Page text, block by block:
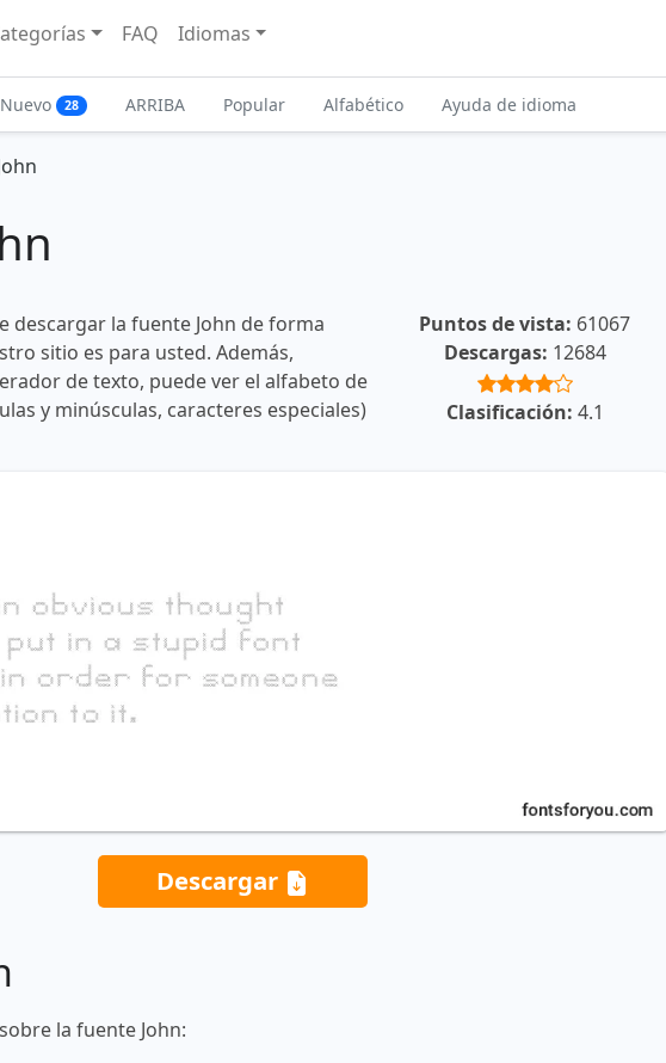
FAQ Idiomas
Nuevo 28 ARRIBA Popular Alfabético Ayuda de idioma
descargar la fuente John de forma
sitio es para usted. Además,
de texto, puede ver el alfabeto de
y minúsculas, caracteres especiales)
Puntos de vista: 61067
Descargas: 12684
Clasificación: 4.1
Descargar
la fuente John: